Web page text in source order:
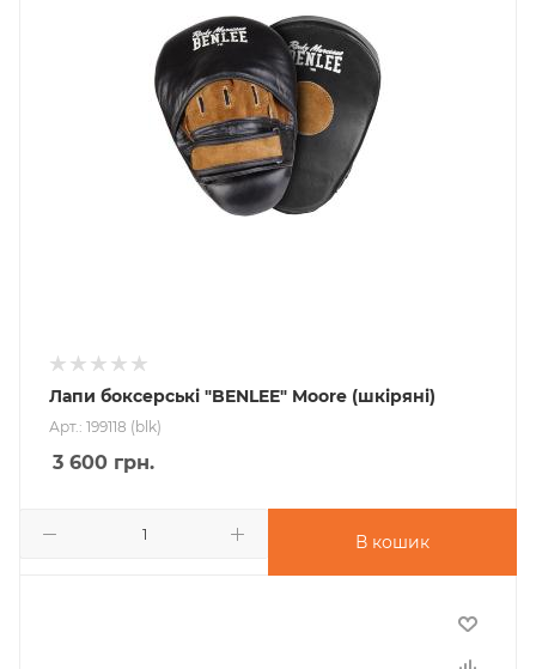
Лапи боксерські "BENLEE" Moore (шкіряні)
Арт.: 199118 (blk)
3 600 грн.
В кошик